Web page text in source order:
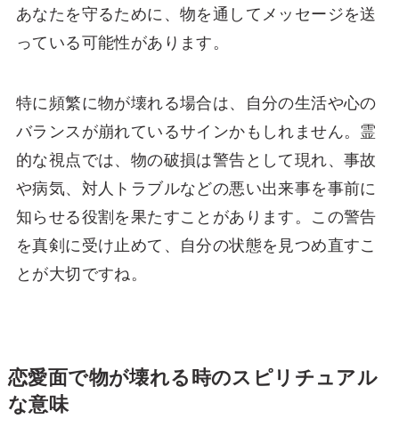
あなたを守るために、物を通してメッセージを送
っている可能性があります。
特に頻繁に物が壊れる場合は、自分の生活や心の
バランスが崩れているサインかもしれません。霊
的な視点では、物の破損は警告として現れ、事故
や病気、対人トラブルなどの悪い出来事を事前に
知らせる役割を果たすことがあります。この警告
を真剣に受け止めて、自分の状態を見つめ直すこ
とが大切ですね。
恋愛面で物が壊れる時のスピリチュアル
な意味